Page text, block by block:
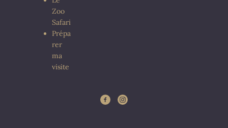
Zoo
Safari
Prépa
rer
ma
visite